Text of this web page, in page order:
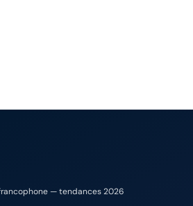
— tendances 2026